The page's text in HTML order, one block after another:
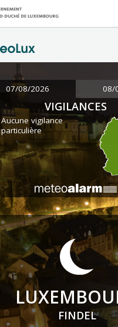
07/08/2026 08/
VIGILANCES
Aucune vigilance
particulière
FINDEL